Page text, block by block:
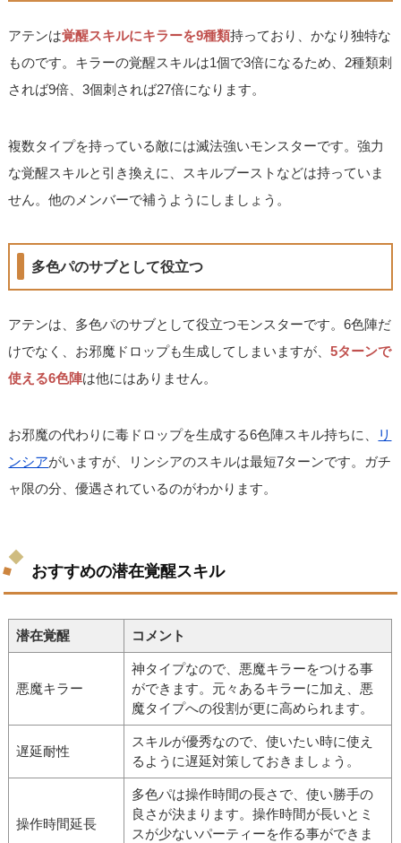
アテンは覚醒スキルにキラーを9種類持っており、かなり独特な
ものです。キラーの覚醒スキルは1個で3倍になるため、2種類刺
されば9倍、3個刺されば27倍になります。
複数タイプを持っている敵には滅法強いモンスターです。強力
な覚醒スキルと引き換えに、スキルブーストなどは持っていま
せん。他のメンバーで補うようにしましょう。
多色パのサブとして役立つ
アテンは、多色パのサブとして役立つモンスターです。6色陣だ
けでなく、お邪魔ドロップも生成してしまいますが、5ターンで
使える6色陣は他にはありません。
お邪魔の代わりに毒ドロップを生成する6色陣スキル持ちに、
リ
ンシアがいますが、リンシアのスキルは最短7ターンです。ガチ
ャ限の分、優遇されているのがわかります。
おすすめの潜在覚醒スキル
潜在覚醒 コメント
悪魔キラー
神タイプなので、悪魔キラーをつける事
ができます。元々あるキラーに加え、悪
魔タイプへの役割が更に高められます。
遅延耐性
スキルが優秀なので、使いたい時に使え
るように遅延対策しておきましょう。
操作時間延長
多色パは操作時間の長さで、使い勝手の
良さが決まります。操作時間が長いとミ
スが少ないパーティーを作る事ができま